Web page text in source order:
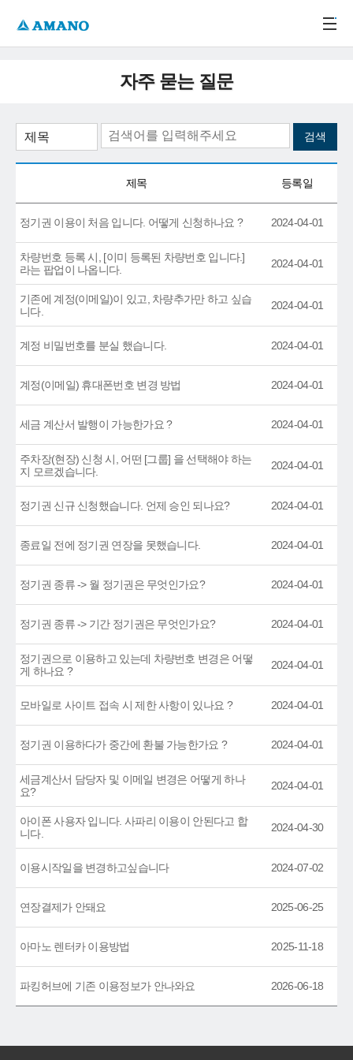
자주 묻는 질문
제목 등록일
정기권 이용이 처음 입니다. 어떻게 신청하나요 ? 2024-04-01
차량번호 등록 시, [이미 등록된 차량번호 입니다.]
라는 팝업이 나옵니다.
2024-04-01
기존에 계정(이메일)이 있고, 차량추가만 하고 싶습
니다.
2024-04-01
계정 비밀번호를 분실 했습니다. 2024-04-01
계정(이메일) 휴대폰번호 변경 방법 2024-04-01
세금 계산서 발행이 가능한가요 ? 2024-04-01
주차장(현장) 신청 시, 어떤 [그룹] 을 선택해야 하는
지 모르겠습니다.
2024-04-01
정기권 신규 신청했습니다. 언제 승인 되나요? 2024-04-01
종료일 전에 정기권 연장을 못했습니다. 2024-04-01
정기권 종류 -> 월 정기권은 무엇인가요? 2024-04-01
정기권 종류 -> 기간 정기권은 무엇인가요? 2024-04-01
정기권으로 이용하고 있는데 차량번호 변경은 어떻
게 하나요 ?
2024-04-01
모바일로 사이트 접속 시 제한 사항이 있나요 ? 2024-04-01
정기권 이용하다가 중간에 환불 가능한가요 ? 2024-04-01
세금계산서 담당자 및 이메일 변경은 어떻게 하나
요?
2024-04-01
아이폰 사용자 입니다. 사파리 이용이 안된다고 합
니다.
2024-04-30
이용시작일을 변경하고싶습니다 2024-07-02
연장결제가 안돼요 2025-06-25
아마노 렌터카 이용방법 2025-11-18
파킹허브에 기존 이용정보가 안나와요 2026-06-18